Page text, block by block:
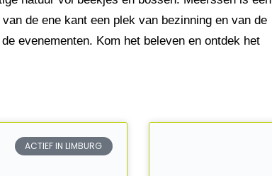
de ene kant een plek van bezinning en van de
evenementen. Kom het beleven en ontdek het
ACTIEF IN LIMBURG